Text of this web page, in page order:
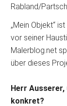
„Mein Objekt“
vor seiner
Malerblog.net
über dieses
Herr
konkret?